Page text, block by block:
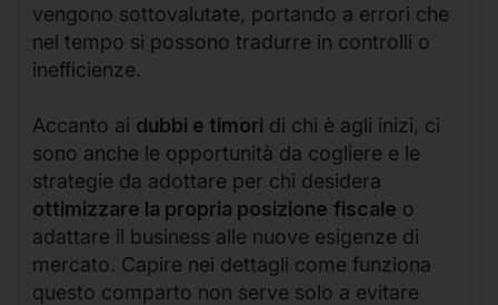
vengono sottovalutate, portando a errori che
nel tempo si possono tradurre in controlli o
inefficienze.
Accanto ai dubbi e timori di chi è agli inizi, ci
sono anche le opportunità da cogliere e le
strategie da adottare per chi desidera
ottimizzare la propria posizione fiscale o
adattare il business alle nuove esigenze di
mercato. Capire nei dettagli come funziona
questo comparto non serve solo a evitare